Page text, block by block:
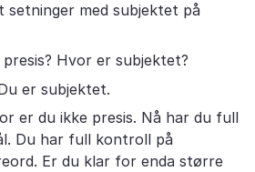
setninger med subjektet på
Hvor er subjektet?
er subjektet.
er du ikke presis. Nå har du full
Du har full kontroll på
Er du klar for enda større